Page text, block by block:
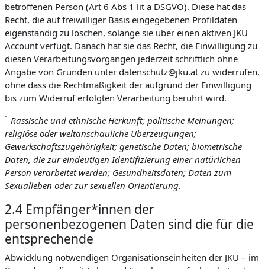
betroffenen Person (Art 6 Abs 1 lit a DSGVO). Diese hat das
Recht, die auf freiwilliger Basis eingegebenen Profildaten
eigenständig zu löschen, solange sie über einen aktiven JKU
Account verfügt. Danach hat sie das Recht, die Einwilligung zu
diesen Verarbeitungsvorgängen jederzeit schriftlich ohne
Angabe von Gründen unter datenschutz@jku.at zu widerrufen,
ohne dass die Rechtmäßigkeit der aufgrund der Einwilligung
bis zum Widerruf erfolgten Verarbeitung berührt wird.
1 Rassische und ethnische Herkunft; politische Meinungen;
religiöse oder weltanschauliche Überzeugungen;
Gewerkschaftszugehörigkeit; genetische Daten; biometrische
Daten, die zur eindeutigen Identifizierung einer natürlichen
Person verarbeitet werden; Gesundheitsdaten; Daten zum
Sexualleben oder zur sexuellen Orientierung.
2.4 Empfänger*innen der
personenbezogenen Daten sind die für die
entsprechende
Abwicklung notwendigen Organisationseinheiten der JKU – im